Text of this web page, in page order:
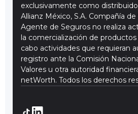
exclusivamente como
Allianz México, S.A. Compañía
Agente de Seguros no realiza
la comercialización de productos
cabo actividades que requieran
registro ante la Comisión
Valores u otra autoridad
netWorth. Todos los derechos